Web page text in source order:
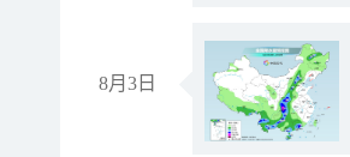
8月3日